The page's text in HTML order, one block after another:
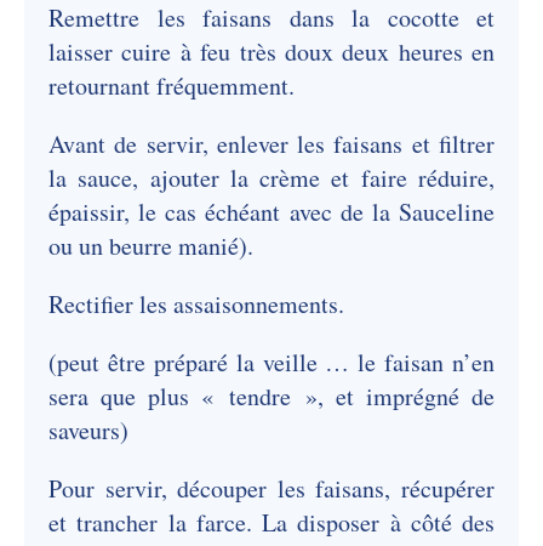
Remettre les faisans dans la cocotte et
laisser cuire à feu très doux deux heures en
retournant fréquemment.
Avant de servir, enlever les faisans et filtrer
la sauce, ajouter la crème et faire réduire,
épaissir, le cas échéant avec de la Sauceline
ou un beurre manié).
Rectifier les assaisonnements.
(peut être préparé la veille … le faisan n’en
sera que plus « tendre », et imprégné de
saveurs)
Pour servir, découper les faisans, récupérer
et trancher la farce. La disposer à côté des